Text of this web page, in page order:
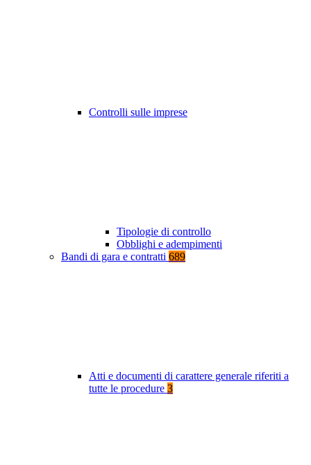
Controlli sulle imprese
Tipologie di controllo
Obblighi e adempimenti
Bandi di gara e contratti 689
Atti e documenti di carattere generale riferiti a
tutte le procedure 3